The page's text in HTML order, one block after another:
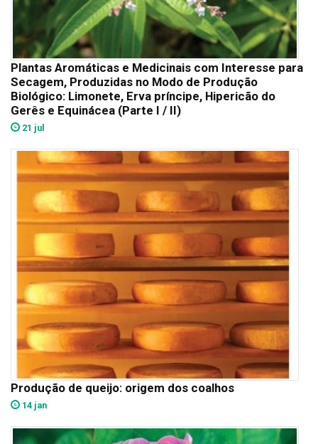
Plantas Aromáticas e Medicinais com Interesse para
Secagem, Produzidas no Modo de Produção
Biológico: Limonete, Erva príncipe, Hipericão do
Gerês e Equinácea (Parte I / II)
21 jul
Produção de queijo: origem dos coalhos
14 jan